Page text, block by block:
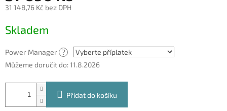
31 148,76 Kč bez DPH
cena:
Skladem
Power Manager ?
Můžeme doručit do:11.8.2026
Přidat do košíku